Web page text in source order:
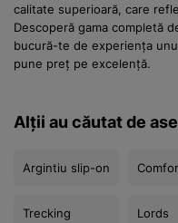
calitate superioară, care
Descoperă gama completă
bucură-te de experiența
pune preț pe excelență.
Alții au căutat de
Argintiu slip-on
Trecking Lords